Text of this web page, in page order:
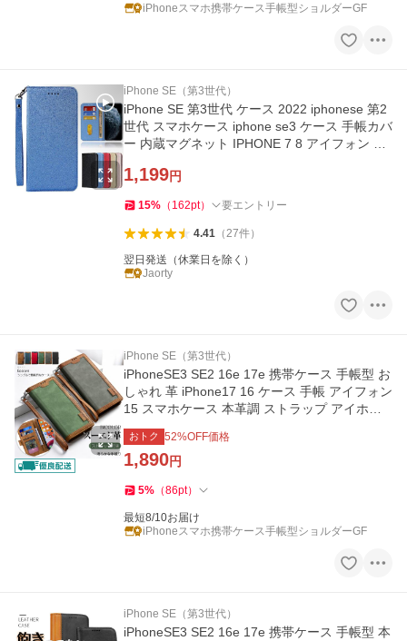
iPhoneスマホ携帯ケース手帳型ショルダーGF
iPhone SE（第3世代）
iPhone SE 第3世代 ケース 2022 iphonese 第2
世代 スマホケース iphone se3 ケース 手帳カバ
ー 内蔵マグネット IPHONE 7 8 アイフォン 手
1,199円
15% （ 162pt） 要エントリー
4.41（27件）
翌日発送（休業日を除く）
Jaorty
iPhone SE（第3世代）
iPhoneSE3 SE2 16e 17e 携帯ケース 手帳型 お
しゃれ 革 iPhone17 16 ケース 手帳 アイフォン
15 スマホケース 本革調 ストラップ アイホン1
3 12 14 カバー
おトク 52%OFF価格
1,890円
5% （86pt）
最短8/10お届け
iPhoneスマホ携帯ケース手帳型ショルダーGF
iPhone SE（第3世代）
iPhoneSE3 SE2 16e 17e 携帯ケース 手帳型 本